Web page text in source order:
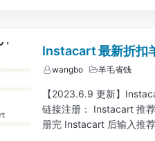
Instacart 最新折扣
wangbo 羊毛省钱
【2023.6.9 更新】
链接注册： Instacart 推
册完 Instacart 后输入推